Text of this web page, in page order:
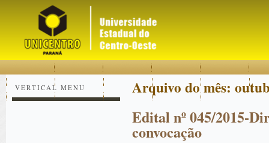
VERTICAL MENU Arquivo do mês:
Edital nº 045/2015-
convocação